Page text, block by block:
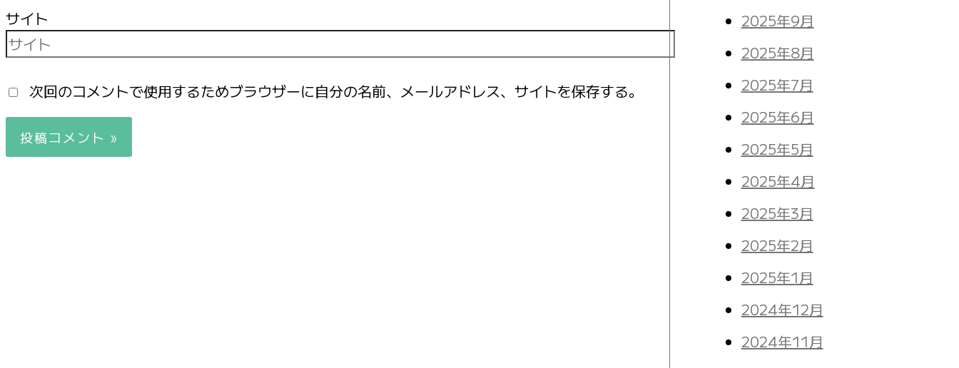
サイト
次回のコメントで使用するためブラウザーに自分の名前、メールアドレス、サイトを保存する。
2025年9月
2025年8月
2025年7月
2025年6月
2025年5月
2025年4月
2025年3月
2025年2月
2025年1月
2024年12月
2024年11月